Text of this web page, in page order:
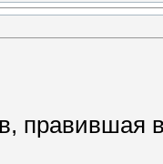
правившая в